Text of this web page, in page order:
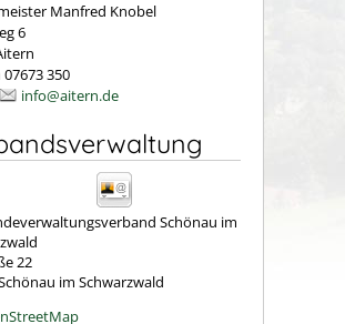
Manfred Knobel
6
350
info@aitern.de
Schönau im
22
im Schwarzwald